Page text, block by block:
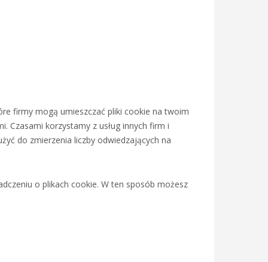
firmy mogą umieszczać pliki cookie na twoim
Czasami korzystamy z usług innych firm i
do zmierzenia liczby odwiedzających na
o plikach cookie. W ten sposób możesz